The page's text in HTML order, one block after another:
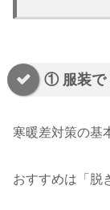
① 服装で
寒暖差対策の基
おすすめは「脱